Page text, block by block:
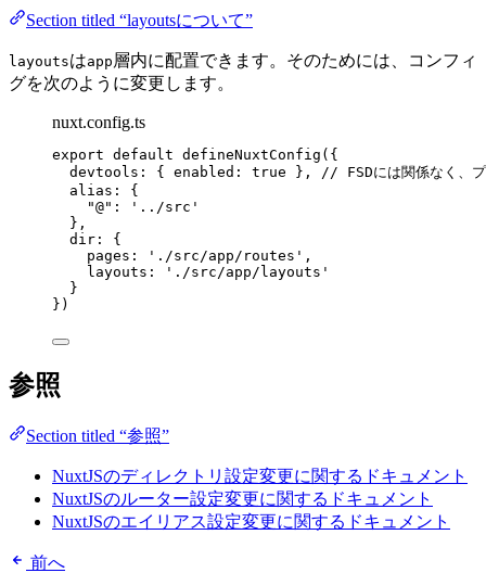
Section titled “layoutsについて”
layoutsはapp 層内に配置できます。そのためには、コンフィ
グを次のように変更します。
nuxt.config.ts
export default defineNuxtConfig ({
devtools: { enabled: true }, // FSDには関係なく、
alias: {
"@" : ' ../src '
},
dir: {
pages:
' ./src/app/routes ' ,
layouts:
' ./src/app/layouts '
}
})
参照
Section titled “参照”
NuxtJSのディレクトリ設定変更に関するドキュメント
NuxtJSのルーター設定変更に関するドキュメント
NuxtJSのエイリアス設定変更に関するドキュメント
前へ